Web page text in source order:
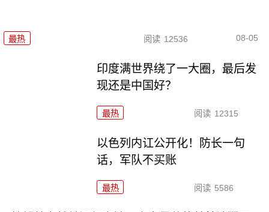
最热 阅读 12536 08-05
印度满世界绕了一大圈，最后发
现还是中国好？
最热 阅读 12315
以色列内讧公开化！防长一句
话，军队不买账
最热 阅读 5586